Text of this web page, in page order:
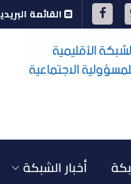
القائمة
أخبار الشبكة